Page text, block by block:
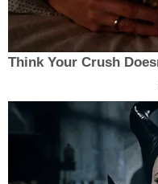
Think Your Crush